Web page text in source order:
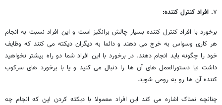
۷. افراد کنترل کننده:
برخورد با افراد کنترل کننده بسیار چالش برانگیز است و این افراد نسبت به انجام
هر کاری وسواس به خرج می ‎دهند و دائما به دیگران دیکته می ‎کنند که وظایف
خود را چگونه باید انجام دهند. در برخورد با این افراد شما دو راه بیشتر نخواهید
داشت :یا دستورالعمل های آن ها را دنبال می ‎کنید و یا با برخورد های سرکوب
کننده آن ها رو به رومی ‎شوید.
چنانچه نمناک اشاره می کند این افراد معمولا با دیکته کردن این که انجام چه